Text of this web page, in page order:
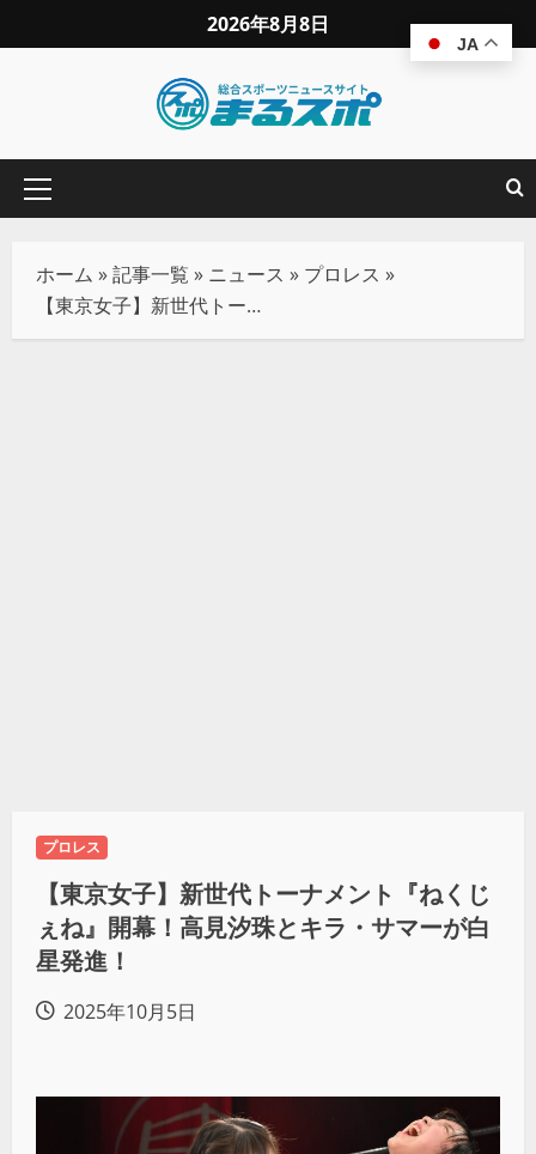
2026年8月8日
ホーム »記事一覧 » ニュース » プロレス »
【東京女子】新世代トーナメント『ねくじぇね』開幕！高見汐珠とキラ・サマーが白星発進！
プロレス
【東京女子】新世代トーナメント『ねくじ
ぇね』開幕！高見汐珠とキラ・サマーが白
星発進！
2025年10月5日
JA